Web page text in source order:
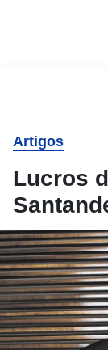
Artigos
Lucros